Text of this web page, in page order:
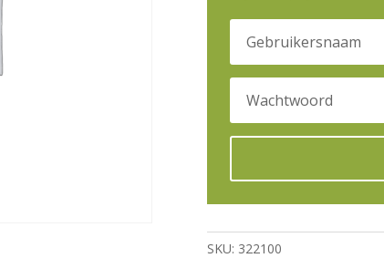
SKU: 322100